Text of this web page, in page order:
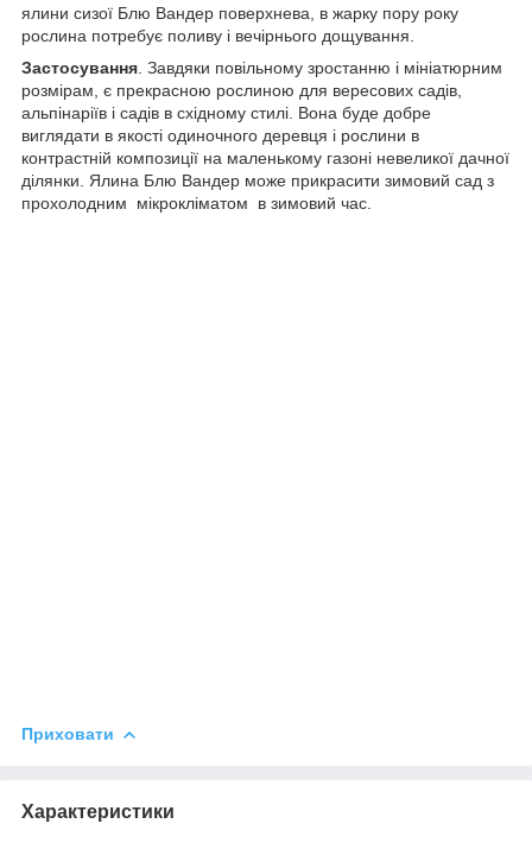
ялини сизої Блю Вандер поверхнева, в жарку пору року
рослина потребує поливу і вечірнього дощування.
Застосування . Завдяки повільному зростанню і мініатюрним
розмірам, є прекрасною рослиною для вересових садів,
альпінаріїв і садів в східному стилі. Вона буде добре
виглядати в якості одиночного деревця і рослини в
контрастній композиції на маленькому газоні невеликої дачної
ділянки. Ялина Блю Вандер може прикрасити зимовий сад з
прохолодним мікрокліматом в зимовий час.
Приховати
Характеристики